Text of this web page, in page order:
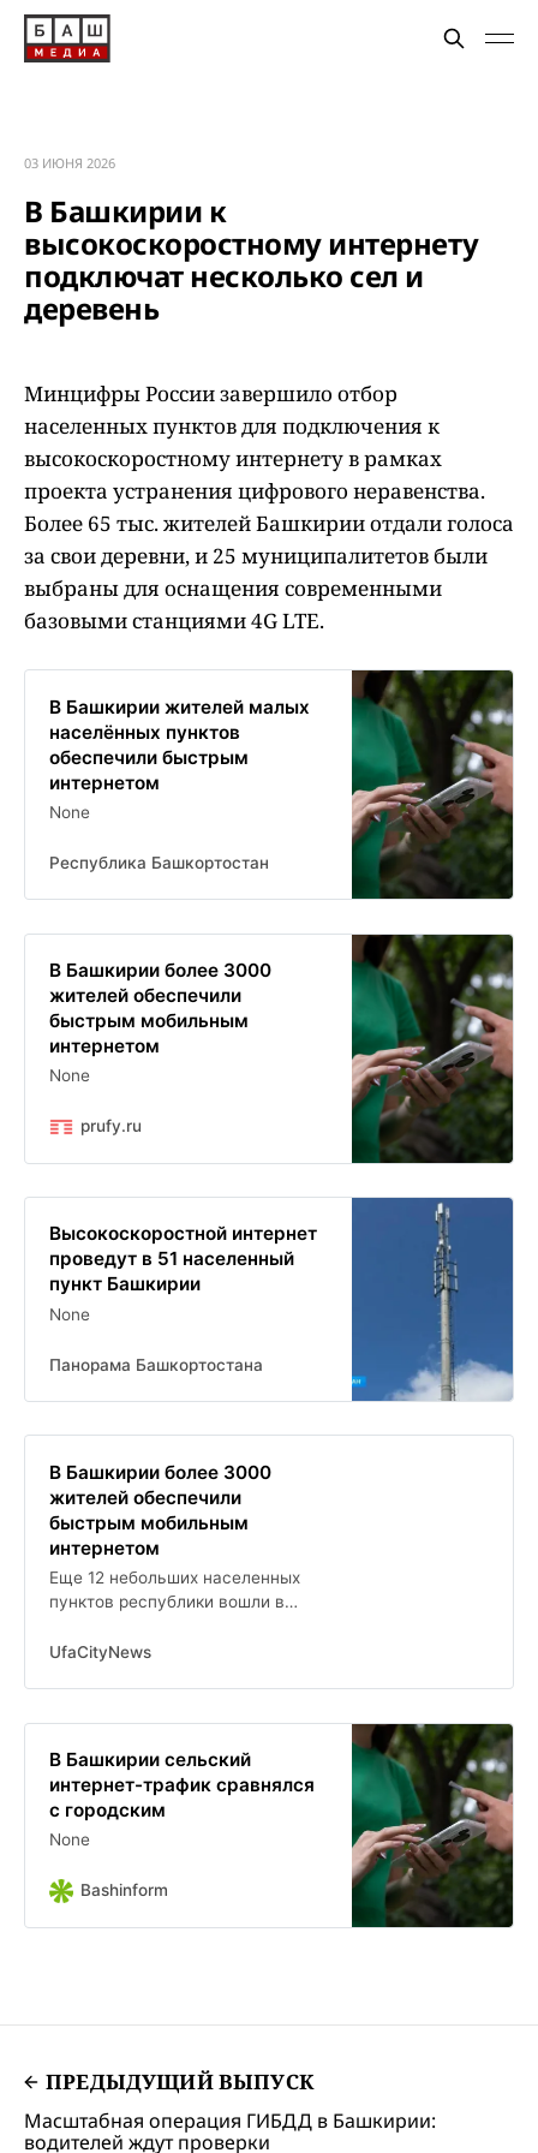
03 ИЮНЯ 2026
В Башкирии к
высокоскоростному интернету
подключат несколько сел и
деревень
Минцифры России завершило отбор
населенных пунктов для подключения к
высокоскоростному интернету в рамках
проекта устранения цифрового неравенства.
Более 65 тыс. жителей Башкирии отдали голоса
за свои деревни, и 25 муниципалитетов были
выбраны для оснащения современными
базовыми станциями 4G LTE.
В Башкирии жителей малых
населённых пунктов
обеспечили быстрым
интернетом
None
Республика Башкортостан
В Башкирии более 3000
жителей обеспечили
быстрым мобильным
интернетом
None
prufy.ru
Высокоскоростной интернет
проведут в 51 населенный
пункт Башкирии
None
Панорама Башкортостана
В Башкирии более 3000
жителей обеспечили
быстрым мобильным
интернетом
Еще 12 небольших населенных
пунктов республики вошли в
неравенства . Благодаря
цифрового развития
сельчане в девяти районах
получили доступ к голосовой
связи и мобильному интернету
UfaCityNews
В Башкирии сельский
интернет-трафик сравнялся
с городским
None
Bashinform
ПРЕДЫДУЩИЙ ВЫПУСК
Масштабная операция ГИБДД в Башкирии:
водителей ждут проверки